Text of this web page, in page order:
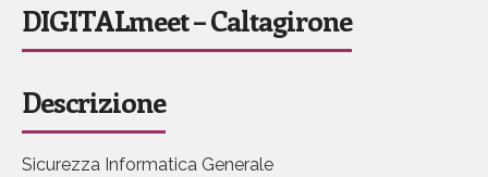
DIGITALmeet – Caltagirone
Descrizione
Sicurezza Informatica Generale